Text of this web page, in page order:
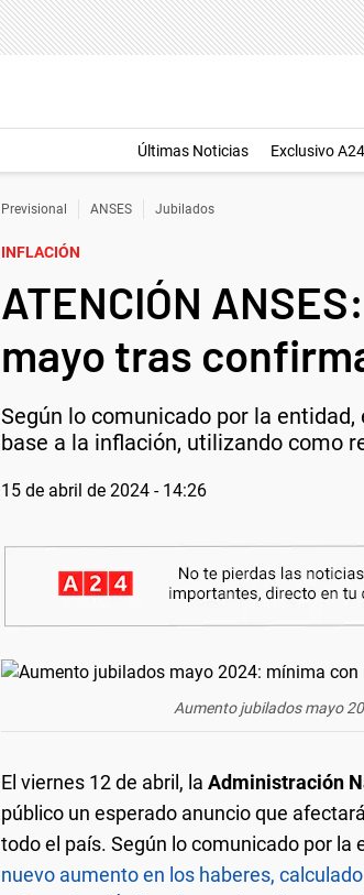
Últimas Noticias Exclusivo A24
Previsional ANSES Jubilados
INFLACIÓN
ATENCIÓN
mayo tras
Según lo comunicado por la
base a la inflación, utilizando como
15 de abril de 2024 - 14:26
Aumento jubilados mayo
El viernes 12 de abril, la Administración
público un esperado anuncio que
todo el país. Según lo comunicado por la
nuevo aumento en los haberes,